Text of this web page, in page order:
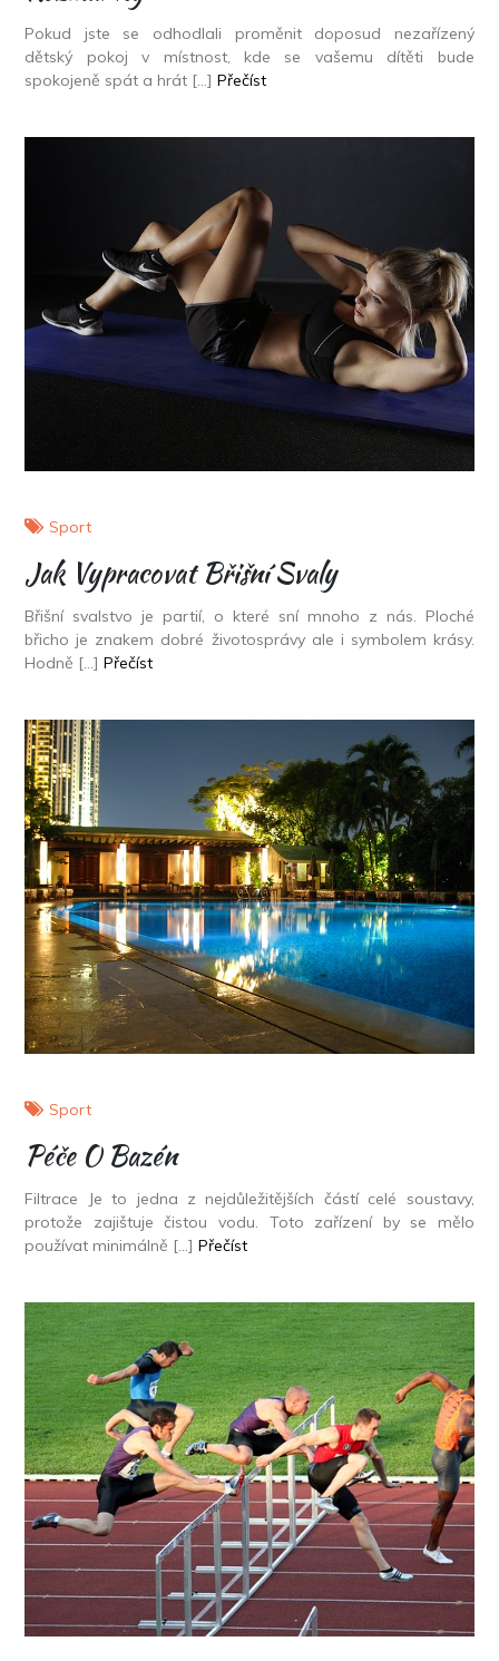
Pokud jste se odhodlali proměnit doposud nezařízený
dětský pokoj v místnost, kde se vašemu dítěti bude
spokojeně spát a hrát […] Přečíst
Sport
Jak Vypracovat Břišní Svaly
Břišní svalstvo je partií, o které sní mnoho z nás. Ploché
břicho je znakem dobré životosprávy ale i symbolem krásy.
Hodně […] Přečíst
Sport
Péče O Bazén
Filtrace Je to jedna z nejdůležitějších částí celé soustavy,
protože zajištuje čistou vodu. Toto zařízení by se mělo
používat minimálně […] Přečíst